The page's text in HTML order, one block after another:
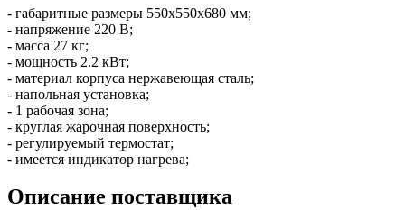
- габаритные размеры 550х550х680 мм;
- напряжение 220 В;
- масса 27 кг;
- мощность 2.2 кВт;
- материал корпуса нержавеющая сталь;
- напольная установка;
- 1 рабочая зона;
- круглая жарочная поверхность;
- регулируемый термостат;
- имеется индикатор нагрева;
Описание поставщика